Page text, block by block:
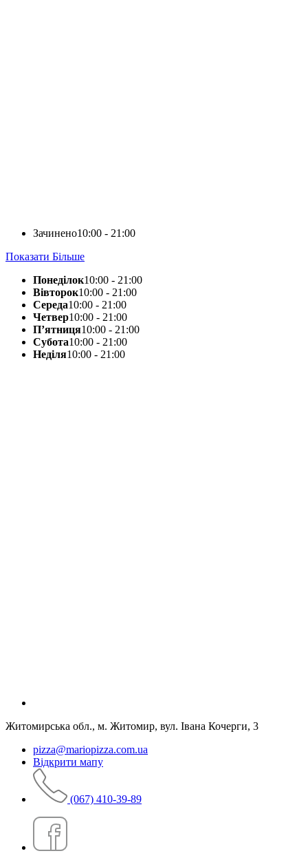
Зачинено10:00 - 21:00
Показати Більше
Понеділок10:00 - 21:00
Вівторок10:00 - 21:00
Середа10:00 - 21:00
Четвер10:00 - 21:00
П’ятниця10:00 - 21:00
Субота10:00 - 21:00
Неділя10:00 - 21:00
Житомирська обл., м. Житомир, вул. Івана Кочерги, 3
pizza@mariopizza.com.ua
Відкрити мапу
(067) 410-39-89